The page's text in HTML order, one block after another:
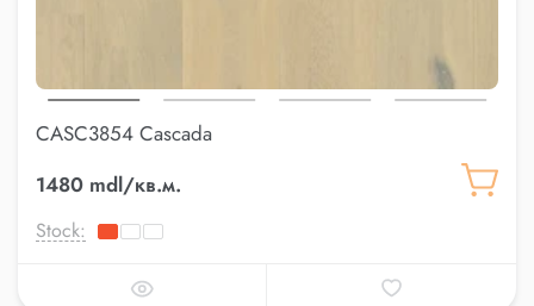
CASC3854 Cascada
1480 mdl/кв.м.
Stock: